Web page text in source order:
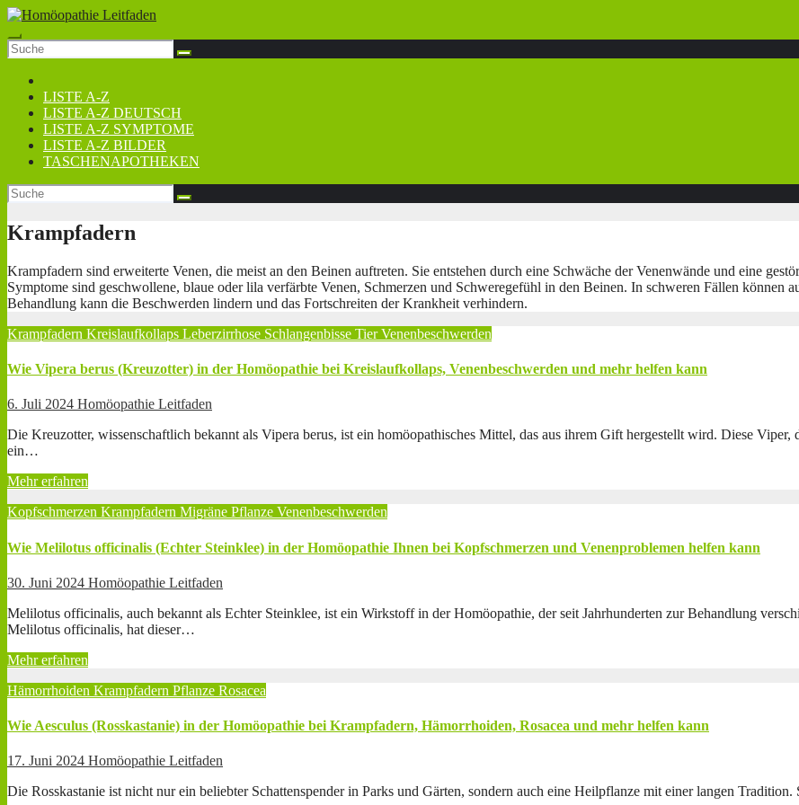
Zum
Inhalt
springen
LISTE A-Z
LISTE A-Z DEUTSCH
LISTE A-Z SYMPTOME
LISTE A-Z BILDER
TASCHENAPOTHEKEN
Krampfadern
Krampfadern sind erweiterte Venen, die meist an den Beinen auftreten. Sie entstehen durch eine Schwäche der Venenwände und eine
Symptome sind geschwollene, blaue oder lila verfärbte Venen, Schmerzen und Schweregefühl in den Beinen. In schweren Fällen können
Behandlung kann die Beschwerden lindern und das Fortschreiten der Krankheit verhindern.
Krampfadern Kreislaufkollaps Leberzirrhose Schlangenbisse TierVenenbeschwerden
Wie Vipera berus (Kreuzotter) in der Homöopathie bei Kreislaufkollaps, Venenbeschwerden und mehr helfen kann
6. Juli 2024 Homöopathie Leitfaden
Die Kreuzotter, wissenschaftlich bekannt als Vipera berus, ist ein homöopathisches Mittel, das aus ihrem Gift hergestellt wird. Diese
ein…
Mehr erfahren
Kopfschmerzen Krampfadern Migräne Pflanze Venenbeschwerden
Wie Melilotus officinalis (Echter Steinklee) in der Homöopathie Ihnen bei Kopfschmerzen und Venenproblemen helfen kann
30. Juni 2024 Homöopathie Leitfaden
Melilotus officinalis, auch bekannt als Echter Steinklee, ist ein Wirkstoff in der Homöopathie, der seit Jahrhunderten zur Behandlung
Melilotus officinalis, hat dieser…
Mehr erfahren
Hämorrhoiden Krampfadern Pflanze Rosacea
Wie Aesculus (Rosskastanie) in der Homöopathie bei Krampfadern, Hämorrhoiden, Rosacea und mehr helfen kann
17. Juni 2024 Homöopathie Leitfaden
Die Rosskastanie ist nicht nur ein beliebter Schattenspender in Parks und Gärten, sondern auch eine Heilpflanze mit einer langen